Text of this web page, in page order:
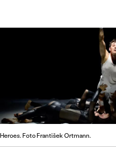
Heroes. Foto František Ortmann.